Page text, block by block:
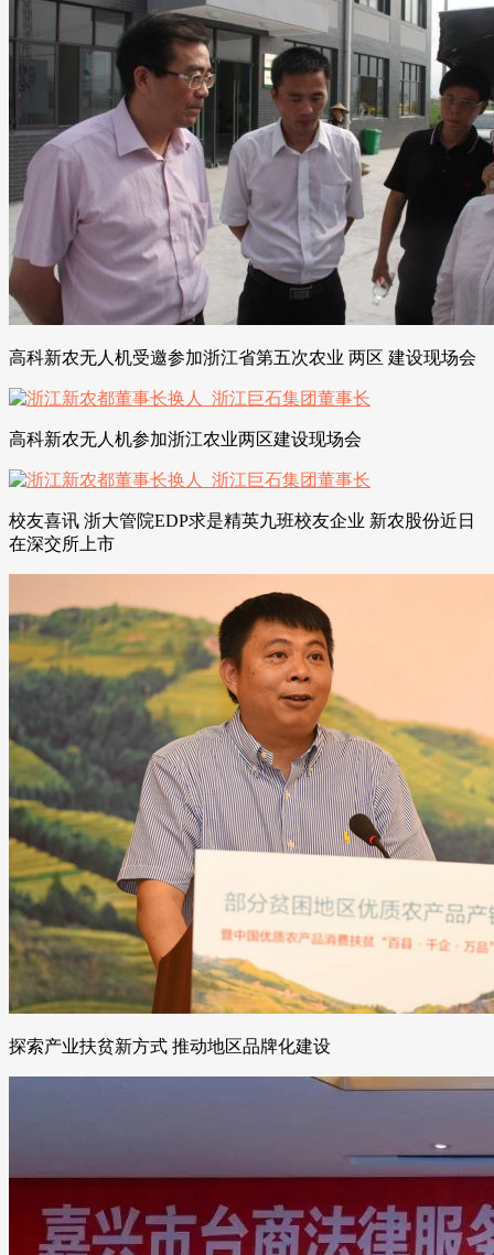
高科新农无人机受邀参加浙江省第五次农业 两区 建设现场会
高科新农无人机参加浙江农业两区建设现场会
校友喜讯 浙大管院EDP求是精英九班校友企业 新农股份近日
在深交所上市
探索产业扶贫新方式 推动地区品牌化建设